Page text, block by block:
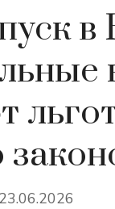
в
23.06.2026